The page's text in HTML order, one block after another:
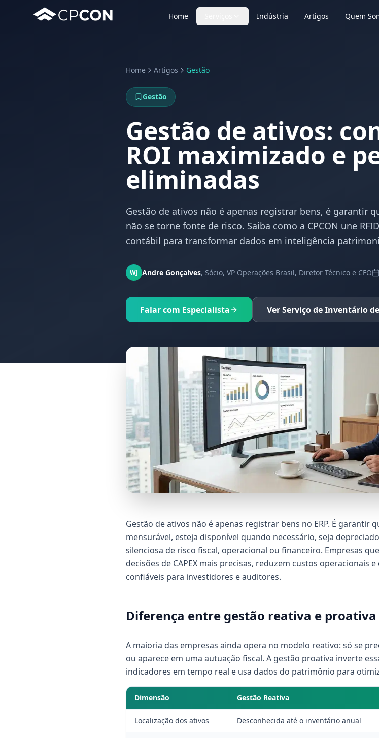
Home Indústria Artigos Quem
Home Artigos Gestão
Gestão
Gestão de ativos:
ROI maximizado e
eliminadas
Gestão de ativos não é apenas registrar bens, é garantir
não se torne fonte de risco. Saiba como a CPCON une
contábil para transformar dados em inteligência
WJ Andre Gonçalves, Sócio, VP Operações Brasil, Diretor Técnico e CFO
Falar com Especialista Ver Serviço de Inventário
Gestão de ativos não é apenas registrar bens no ERP. É
mensurável, esteja disponível quando necessário, seja
silenciosa de risco fiscal, operacional ou financeiro. Empresas
decisões de CAPEX mais precisas, reduzem custos operacionais
confiáveis para investidores e auditores.
Diferença entre gestão reativa e
A maioria das empresas ainda opera no modelo reativo: só se
ou aparece em uma autuação fiscal. A gestão proativa inverte
indicadores em tempo real e usa dados do patrimônio para
Dimensão Gestão Reativa
Localização dos ativos Desconhecida até o inventário anual